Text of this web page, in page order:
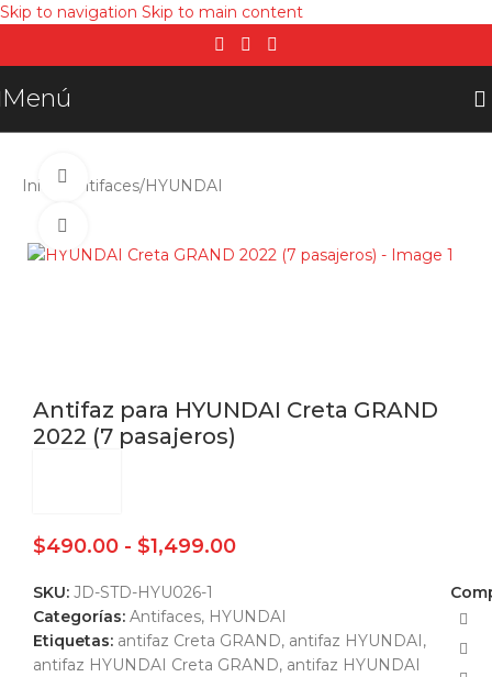
Skip to navigation Skip to main content
Menú
Inicio/ Antifaces/HYUNDAI
Ver video
Antifaz para HYUNDAI Creta GRAND
2022 (7 pasajeros)
$490.00 - $1,499.00
SKU: JD-STD-HYU026-1
Categorías: Antifaces, HYUNDAI
Etiquetas: antifaz Creta GRAND, antifaz HYUNDAI ,
antifaz HYUNDAI Creta GRAND, antifaz HYUNDAI